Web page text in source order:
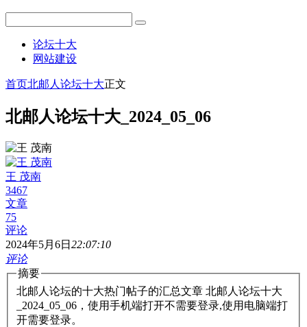
论坛十大
网站建设
首页北邮人论坛十大正文
北邮人论坛十大_2024_05_06
王 茂南
3467
文章
75
评论
2024年5月6日 22:07:10
评论
摘要
北邮人论坛的十大热门帖子的汇总文章 北邮人论坛十大
_2024_05_06，使用手机端打开不需要登录,使用电脑端打
开需要登录。